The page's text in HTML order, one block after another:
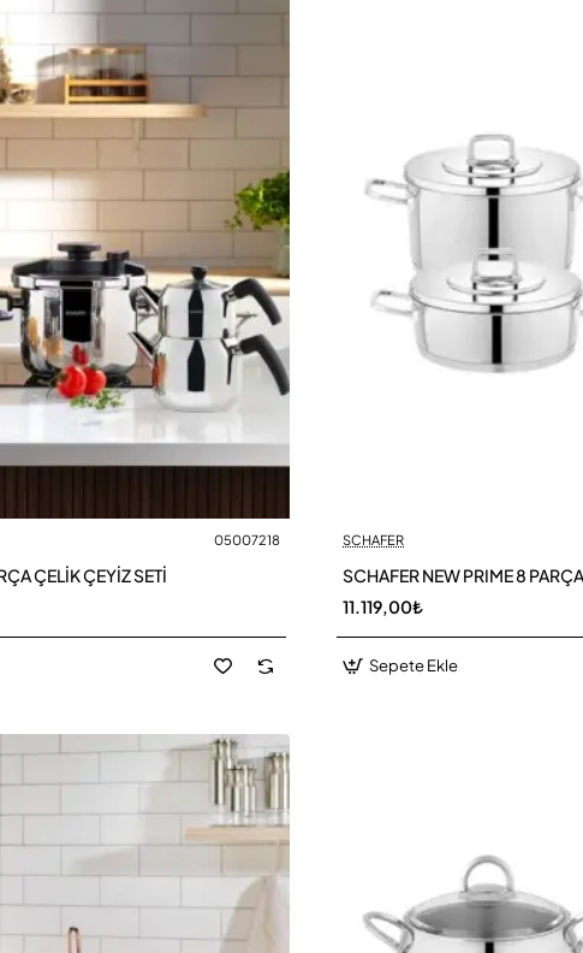
05007218
ÇELİK ÇEYİZ SETİ
SCHAFER
SCHAFER NEW PRIME 8
11.119,00₺
Sepete Ekle